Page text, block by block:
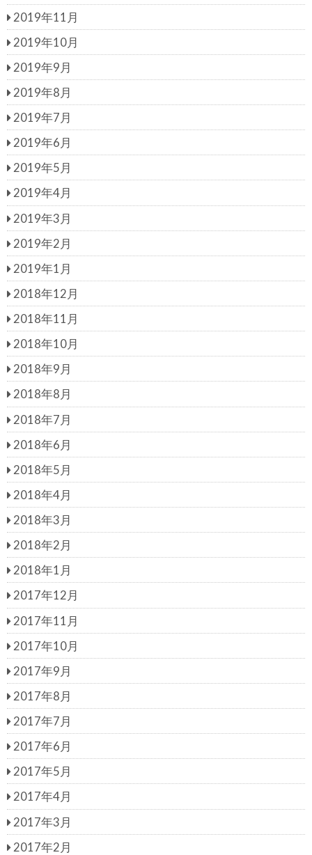
2019年11月
2019年10月
2019年9月
2019年8月
2019年7月
2019年6月
2019年5月
2019年4月
2019年3月
2019年2月
2019年1月
2018年12月
2018年11月
2018年10月
2018年9月
2018年8月
2018年7月
2018年6月
2018年5月
2018年4月
2018年3月
2018年2月
2018年1月
2017年12月
2017年11月
2017年10月
2017年9月
2017年8月
2017年7月
2017年6月
2017年5月
2017年4月
2017年3月
2017年2月